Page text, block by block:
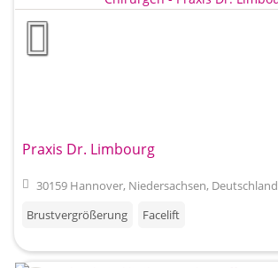
Praxis Dr. Limbourg
30159 Hannover, Niedersachsen, Deutschland
Brustvergrößerung
Facelift